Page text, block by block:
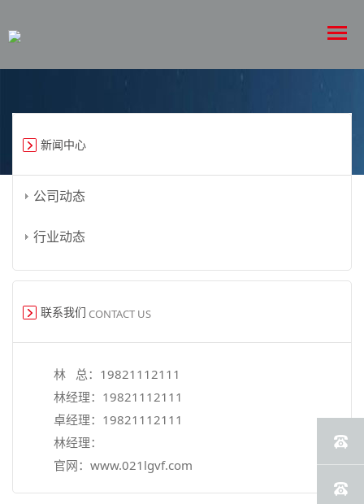
新闻中心
公司动态
行业动态
联系我们 CONTACT US
林 总： 19821112111
林经理： 19821112111
卓经理： 19821112111
林经理：
官网： www.021lgvf.com